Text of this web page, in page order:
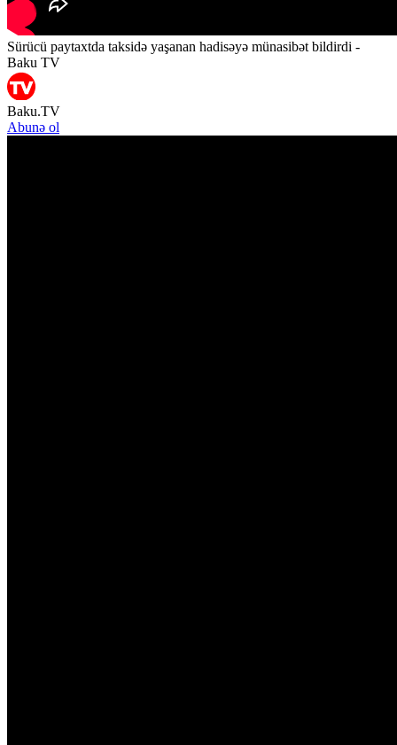
Sürücü paytaxtda taksidə yaşanan hadisəyə münasibət bildirdi -
Baku TV
Baku.TV
Abunə ol